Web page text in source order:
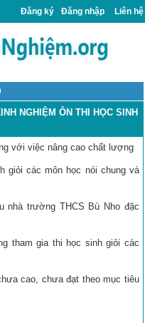
Đăng ký Đăng nhập Liên hệ
NGHIỆM ÔN THI HỌC SINH
với việc nâng cao chất lượng
giỏi các môn học nói chung và
nhà trường THCS Bù Nho đặc
tham gia thi học sinh giỏi các
cao, chưa đạt theo mục tiêu